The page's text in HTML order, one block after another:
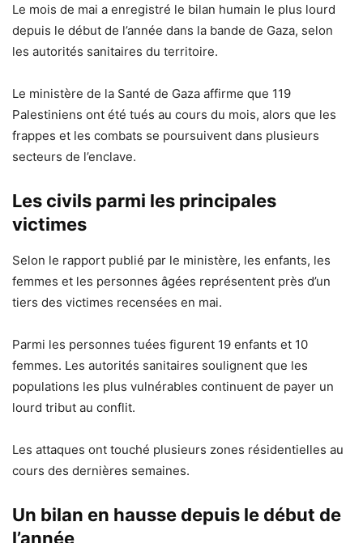
Le mois de mai a enregistré le bilan humain le plus lourd
depuis le début de l’année dans la bande de Gaza, selon
les autorités sanitaires du territoire.
Le ministère de la Santé de Gaza affirme que 119
Palestiniens ont été tués au cours du mois, alors que les
frappes et les combats se poursuivent dans plusieurs
secteurs de l’enclave.
Les civils parmi les principales
victimes
Selon le rapport publié par le ministère, les enfants, les
femmes et les personnes âgées représentent près d’un
tiers des victimes recensées en mai.
Parmi les personnes tuées figurent 19 enfants et 10
femmes. Les autorités sanitaires soulignent que les
populations les plus vulnérables continuent de payer un
lourd tribut au conflit.
Les attaques ont touché plusieurs zones résidentielles au
cours des dernières semaines.
Un bilan en hausse depuis le début de
l’année